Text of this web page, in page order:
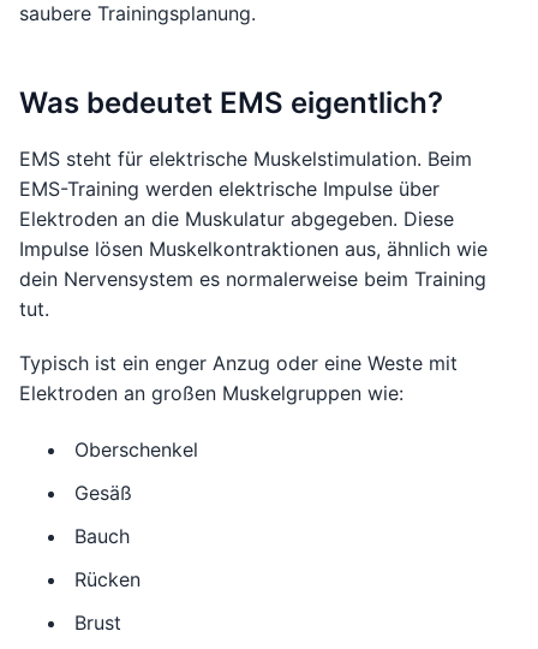
saubere Trainingsplanung.
Was bedeutet EMS eigentlich?
EMS steht für elektrische Muskelstimulation. Beim
EMS-Training werden elektrische Impulse über
Elektroden an die Muskulatur abgegeben. Diese
Impulse lösen Muskelkontraktionen aus, ähnlich wie
dein Nervensystem es normalerweise beim Training
tut.
Typisch ist ein enger Anzug oder eine Weste mit
Elektroden an großen Muskelgruppen wie:
Oberschenkel
Gesäß
Bauch
Rücken
Brust